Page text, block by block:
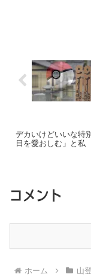
デカいけどいいな特
日を愛おしむ」と私
コメント
ホーム 山